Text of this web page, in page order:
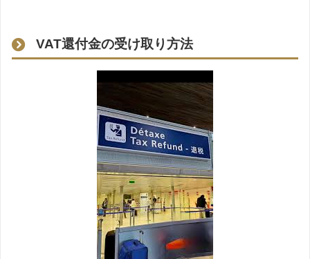
VAT還付金の受け取り方法